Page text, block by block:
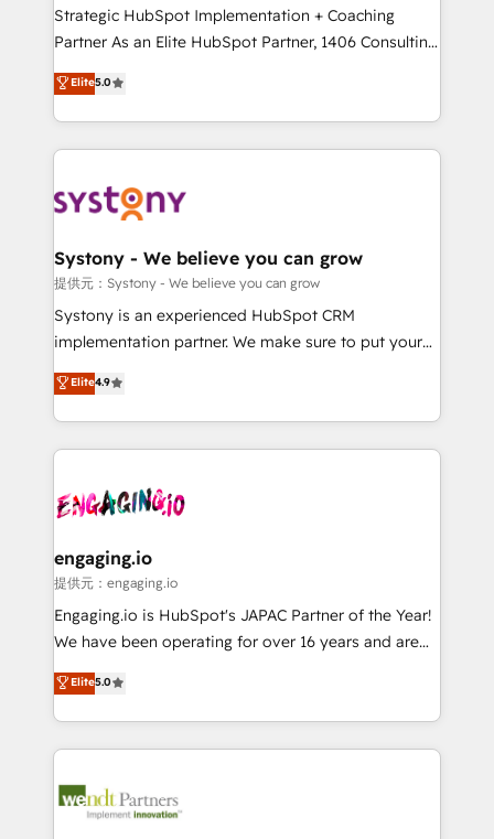
that drive measurable growth. 🌎 Highlights: • 10+
years as a HubSpot partner. • 2023 Impact Awards:
Year LATAM 2022, 2023, 2024, 2025. • Partner of the
Year 2024. • Organizer of Aliados.ai (AI, marketing &
you grow faster, smarter, and with impact.
Strategic HubSpot Implementation + Coaching
Partner As an Elite HubSpot Partner, 1406 Consulting
helps mid-market revenue teams transform how
they sell, market, and serve. We don't just build your
HubSpot—we teach your team to own it, then stay
to help you keep winning. What We Do ⚙️ CRM
Data & Content 📈 Sales & Marketing Alignment +
Agent Creation 🔄 Custom Integrations & Data
Migration Why 1406 We become part of your team.
Your team learns while we build. We fix what others
broke. Built for mid-market reality—practical
constraints. By the Numbers 🏆 Top 1% of all
HubSpot partners 🔄 Top 5% globally in client
and sales ops at mid-market companies ready to
move beyond spreadsheets into unified systems
Elite5.0
Systony - We believe you can grow
提供元：Systony - We believe you can grow
Systony is an experienced HubSpot CRM
implementation partner. We make sure to put your
organization's needs and goals first and think along
with your organization. We are only satisfied once
you are too. Why Systony? - 20+ years of
experience with CRM, Marketing, Sales & Service
Own back-end developers - Complex data
View, SuperOffice) - Custom integrations (e.g. MS
Business Central, Navision, AX, SAP, Exact, AFAS) We
focus on growing B2B companies in the SME sector
such as manufacturing, SaaS, business services and
partner, we know how important user adoption is.
That's why we have developed a step-by-step
technology and people with each other. Together we
strive for optimal customer processes and
Elite4.9
engaging.io
提供元：engaging.io
Engaging.io is HubSpot's JAPAC Partner of the Year!
We have been operating for over 16 years and are
one of HubSpot's most experienced and technically
capable Agency Partners globally. We specialise in
complex CRM migrations, implementations,
integrations, custom CMS portal development,
businesses. Our teams are based in North America
Elite5.0